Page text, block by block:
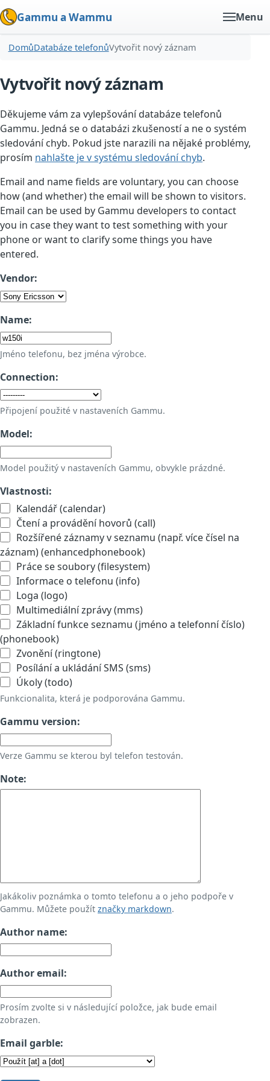
Gammu a Wammu Menu
DomůDatabáze telefonůVytvořit nový záznam
Vytvořit nový záznam
Děkujeme vám za vylepšování databáze telefonů
Gammu. Jedná se o databázi zkušeností a ne o systém
sledování chyb. Pokud jste narazili na nějaké problémy,
prosím nahlašte je v systému sledování chyb.
Email and name fields are voluntary, you can choose
how (and whether) the email will be shown to visitors.
Email can be used by Gammu developers to contact
you in case they want to test something with your
phone or want to clarify some things you have
entered.
Vendor:
Name:
Jméno telefonu, bez jména výrobce.
Connection:
Připojení použité v nastaveních Gammu.
Model:
Model použitý v nastaveních Gammu, obvykle prázdné.
Vlastnosti:
Kalendář (calendar)
Čtení a provádění hovorů (call)
Rozšířené záznamy v seznamu (např. více čísel na
záznam) (enhancedphonebook)
Práce se soubory (filesystem)
Informace o telefonu (info)
Loga (logo)
Multimediální zprávy (mms)
Základní funkce seznamu (jméno a telefonní číslo)
(phonebook)
Zvonění (ringtone)
Posílání a ukládání SMS (sms)
Úkoly (todo)
Funkcionalita, která je podporována Gammu.
Gammu version:
Verze Gammu se kterou byl telefon testován.
Note:
Jakákoliv poznámka o tomto telefonu a o jeho podpoře v
Gammu. Můžete použít značky markdown.
Author name:
Author email:
Prosím zvolte si v následující položce, jak bude email
zobrazen.
Email garble: